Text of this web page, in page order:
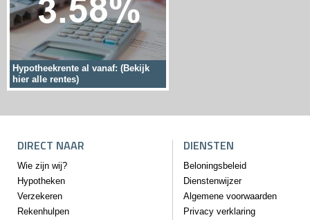
Hypotheekrente al vanaf: (Bekijk
hier alle rentes)
DIRECT NAAR
Wie zijn wij?
Hypotheken
Verzekeren
Rekenhulpen
DIENSTEN
Beloningsbeleid
Dienstenwijzer
Algemene voorwaarden
Privacy verklaring